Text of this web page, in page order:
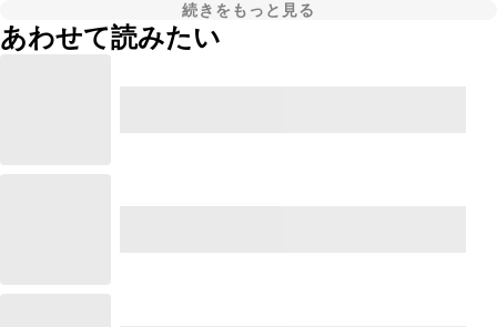
続きをもっと見る
あわせて読みたい